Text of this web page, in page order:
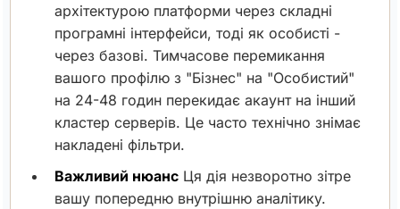
архітектурою платформи через складні
програмні інтерфейси, тоді як особисті -
через базові. Тимчасове перемикання
вашого профілю з "Бізнес" на "Особистий"
на 24-48 годин перекидає акаунт на інший
кластер серверів. Це часто технічно знімає
накладені фільтри.
Важливий нюанс Ця дія незворотно зітре
вашу попередню внутрішню аналітику.